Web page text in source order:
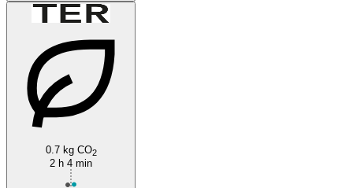
0.7 kg CO2
2 h 4 min